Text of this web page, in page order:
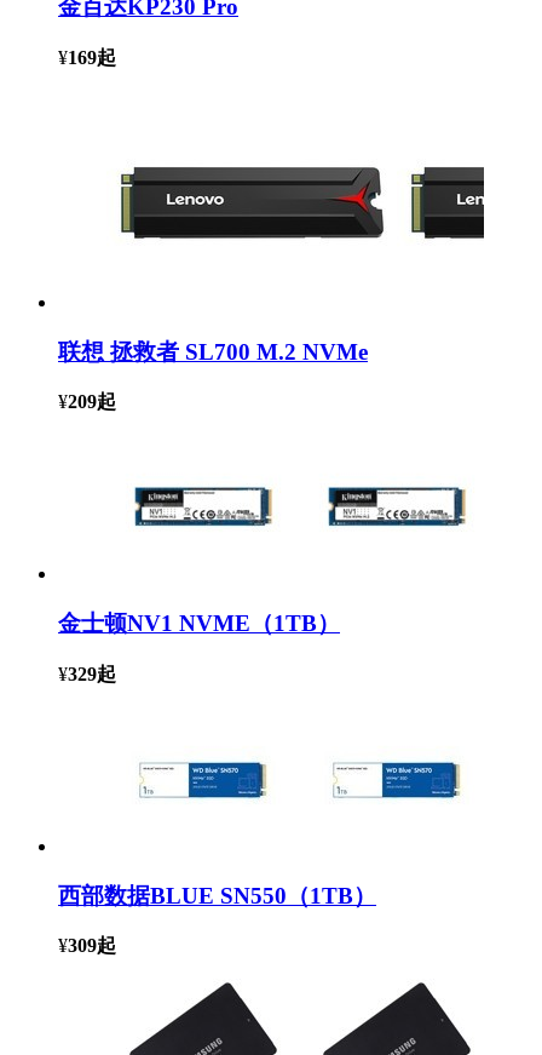
金百达KP230 Pro
¥169起
联想 拯救者 SL700 M.2 NVMe
¥209起
金士顿NV1 NVME（1TB）
¥329起
西部数据BLUE SN550（1TB）
¥309起